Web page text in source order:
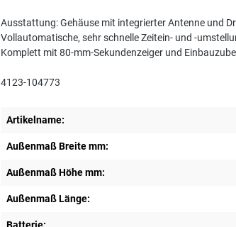
Ausstattung: Gehäuse mit integrierter Antenne und
Vollautomatische, sehr schnelle Zeitein- und -
Komplett mit 80-mm-Sekundenzeiger und
4123-104773
Artikelname:
Außenmaß Breite mm:
Außenmaß Höhe mm:
Außenmaß Länge: